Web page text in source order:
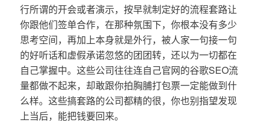
行所谓的开会或者演示，按早就制定好的流程套路让
你跟他们签单合作，在那种氛围下，你根本没有多少
思考空间，再加上本身就是外行，被人家一句接一句
的好听话和虚假承诺忽悠的团团转，还以为一切都在
自己掌握中。这些公司往往连自己官网的谷歌SEO流
量都做不起来，却敢跟你拍胸脯打包票一定能做到什
么样。这些搞套路的公司都精的很，你也别指望发现
上当后，能把钱要回来。